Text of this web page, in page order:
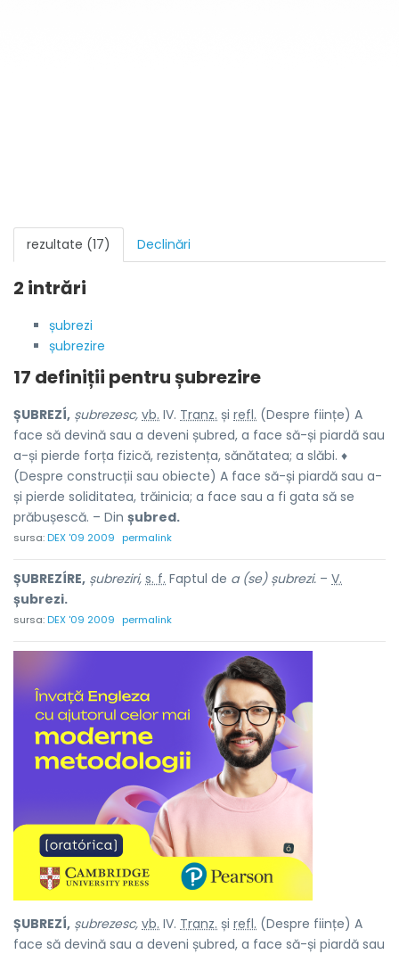
rezultate (17) Declinări
2 intrări
șubrezi
șubrezire
17 definiții pentrușubrezire
ȘUBREZÍ, șubrezesc, vb. IV. Tranz. și refl. (Despre ființe) A
face să devină sau a deveni șubred, a face să-și piardă sau
a-și pierde forța fizică, rezistența, sănătatea; a slăbi. ♦
(Despre construcții sau obiecte) A face să-și piardă sau a-
și pierde soliditatea, trăinicia; a face sau a fi gata să se
prăbușescă. – Din șubred.
sursa:DEX '09 2009 permalink
ȘUBREZÍRE, șubreziri, s. f. Faptul de a (se) șubrezi. – V.
șubrezi.
sursa:DEX '09 2009 permalink
ȘUBREZÍ, șubrezesc, vb. IV. Tranz. și refl. (Despre ființe) A
face să devină sau a deveni șubred, a face să-și piardă sau